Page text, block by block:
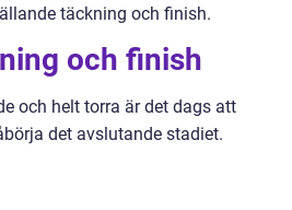
täckning och finish.
och finish
och helt torra är det dags att
det avslutande stadiet.